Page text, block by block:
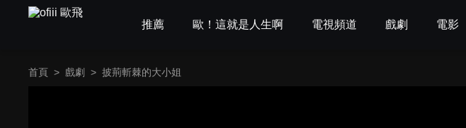
推薦 歐！這就是人生啊 電視頻道 戲劇 電影
首頁 > 戲劇 > 披荊斬棘的大小姐